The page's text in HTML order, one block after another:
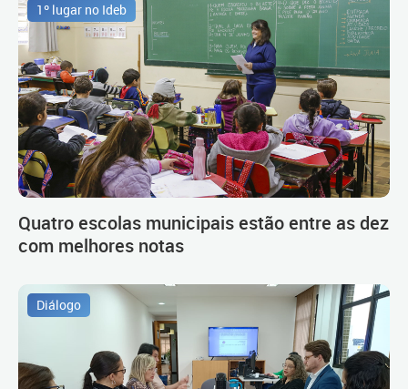
1º lugar no Ideb
Quatro escolas municipais estão entre as dez
com melhores notas
Diálogo